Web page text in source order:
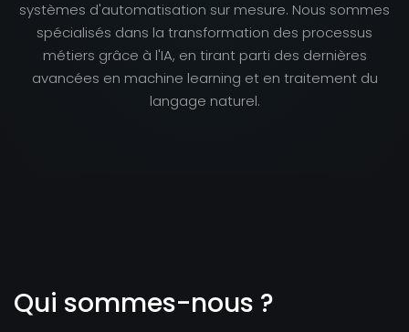
systèmes d'automatisation sur mesure. Nous sommes
spécialisés dans la transformation des processus
métiers grâce à l'IA, en tirant parti des dernières
avancées en machine learning et en traitement du
langage naturel.
Qui sommes-nous ?